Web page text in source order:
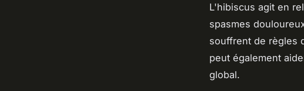
L'hibiscus agit en
spasmes
souffrent de règles
peut également
global.